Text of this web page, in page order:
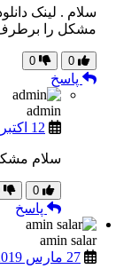
سلام . لینک
مشکل را برطرف
0
0
پاسخ
admin
12 اکتبر 2019 - 16:50
سلام
0
پاسخ
amin salar
27 مارس 2019 - 18:44